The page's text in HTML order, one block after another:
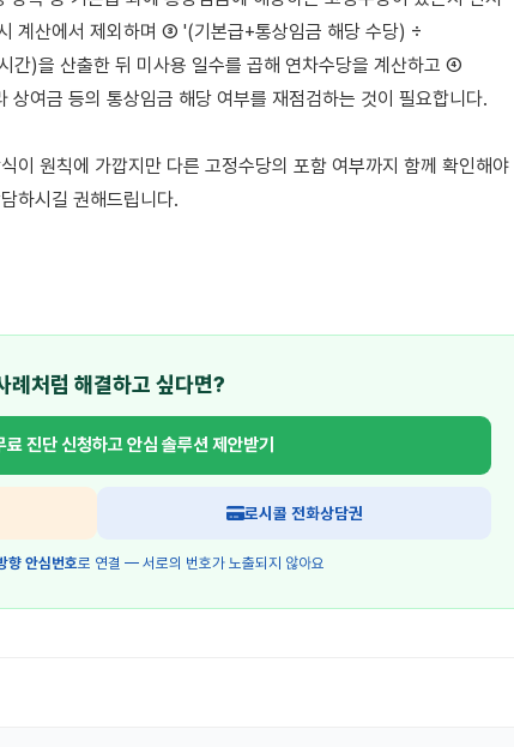
계산에서 제외하며 ③ '(기본급+통상임금 해당 수당) ÷
)을 산출한 뒤 미사용 일수를 곱해 연차수당을 계산하고 ④
여금 등의 통상임금 해당 여부를 재점검하는 것이 필요합니다.
이 원칙에 가깝지만 다른 고정수당의 포함 여부까지 함께 확인해야
하시길 권해드립니다.
례처럼 해결하고 싶다면?
료 진단 신청하고안심 솔루션 제안받기
로시콜 전화상담권
향 안심번호로 연결 — 서로의 번호가 노출되지 않아요